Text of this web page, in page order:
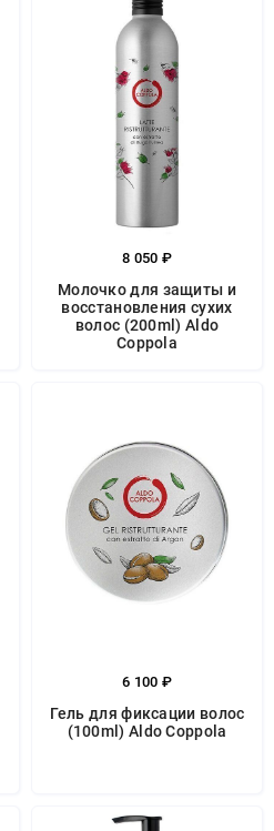
8 050 ₽
Молочко для защиты и
восстановления сухих
волос (200ml) Aldo
Coppola
6 100 ₽
Гель для фиксации волос
(100ml) Aldo Coppola